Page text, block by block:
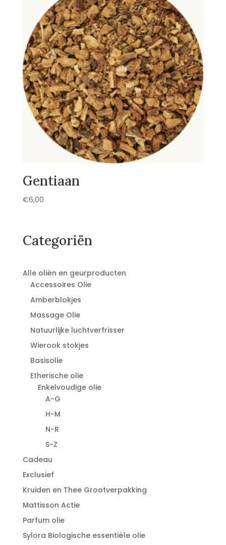
Gentiaan
€6,00
Categoriën
Alle oliën en geurproducten
Accessoires Olie
Amberblokjes
Massage Olie
Natuurlijke luchtverfrisser
Wierook stokjes
Basisolie
Etherische olie
Enkelvoudige olie
A-G
H-M
N-R
S-Z
Cadeau
Exclusief
Kruiden en Thee Grootverpakking
Mattisson Actie
Parfum olie
Sylora Biologische essentiële olie